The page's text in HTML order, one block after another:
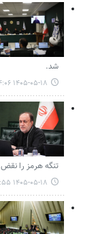
شد.
۱۴۰۵-۰۵-۱۸ ۱۴:۰۶
تنگه هرمز را
۱۴۰۵-۰۵-۱۸ ۱۳:۵۵